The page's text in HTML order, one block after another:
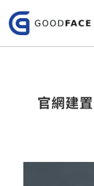
至
主
官網建置